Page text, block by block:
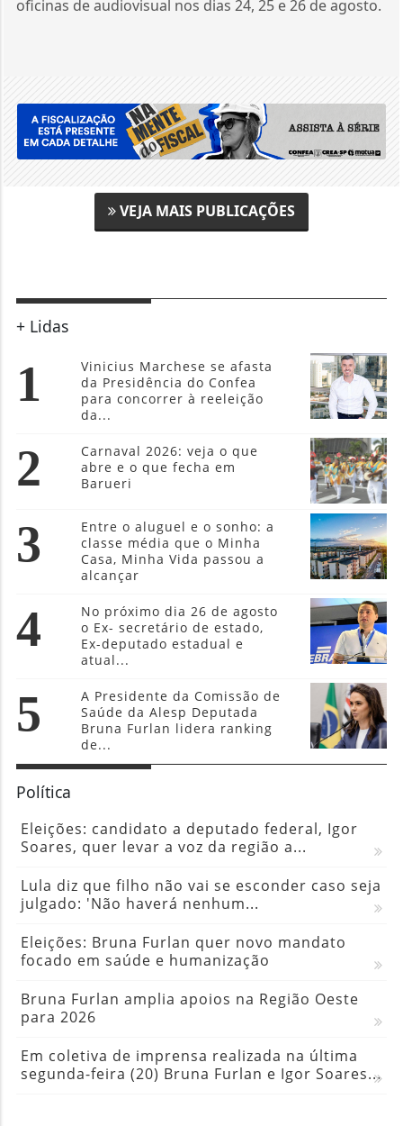
oficinas de audiovisual nos dias 24, 25 e 26 de agosto.
VEJA MAIS PUBLICAÇÕES
+ Lidas
1
Vinicius Marchese se afasta
da Presidência do Confea
para concorrer à reeleição
da...
2
Carnaval 2026: veja o que
abre e o que fecha em
Barueri
3
Entre o aluguel e o sonho: a
classe média que o Minha
Casa, Minha Vida passou a
alcançar
4
No próximo dia 26 de agosto
o Ex- secretário de estado,
Ex-deputado estadual e
atual...
5
A Presidente da Comissão de
Saúde da Alesp Deputada
Bruna Furlan lidera ranking
de...
Política
Eleições: candidato a deputado federal, Igor
Soares, quer levar a voz da região a...
Lula diz que filho não vai se esconder caso seja
julgado: 'Não haverá nenhum...
Eleições: Bruna Furlan quer novo mandato
focado em saúde e humanização
Bruna Furlan amplia apoios na Região Oeste
para 2026
Em coletiva de imprensa realizada na última
segunda-feira (20) Bruna Furlan e Igor Soares...